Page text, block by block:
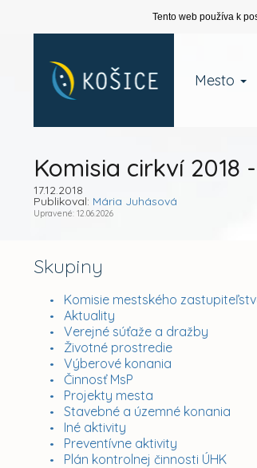
Tento web používa k
Mesto
Komisia cirkví 2018
17.12.2018
Publikoval: Mária Juhásová
Upravené: 12.06.2026
Skupiny
Komisie mestského
Aktuality
Verejné súťaže a dražby
Životné prostredie
Výberové konania
Činnosť MsP
Projekty mesta
Stavebné a územné konania
Iné aktivity
Preventívne aktivity
Plán kontrolnej činnosti ÚHK